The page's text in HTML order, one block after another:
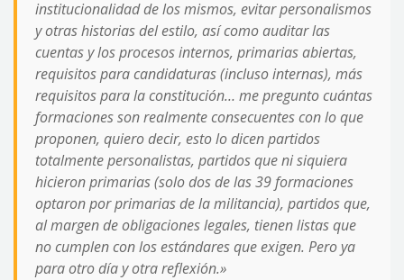
institucionalidad de los mismos, evitar personalismos
y otras historias del estilo, así como auditar las
cuentas y los procesos internos, primarias abiertas,
requisitos para candidaturas (incluso internas), más
requisitos para la constitución… me pregunto cuántas
formaciones son realmente consecuentes con lo que
proponen, quiero decir, esto lo dicen partidos
totalmente personalistas, partidos que ni siquiera
hicieron primarias (solo dos de las 39 formaciones
optaron por primarias de la militancia), partidos que,
al margen de obligaciones legales, tienen listas que
no cumplen con los estándares que exigen. Pero ya
para otro día y otra reflexión.»